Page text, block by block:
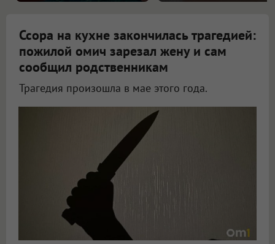
Ссора на кухне закончилась трагедией:
пожилой омич зарезал жену и сам
сообщил родственникам
Трагедия произошла в мае этого года.